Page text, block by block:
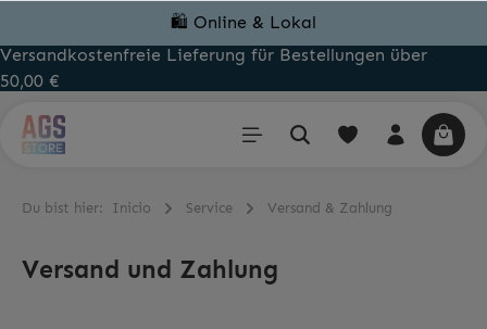
❤️ Support Mo - Sa 11 bis 21 Uhr
Versandkostenfreie Lieferung für Bestellungen über
50,00 €
Du bist hier: Inicio Service Versand & Zahlung
Versand und Zahlung